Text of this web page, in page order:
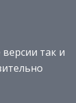
так и